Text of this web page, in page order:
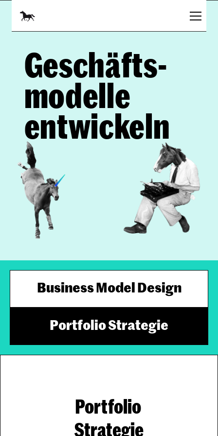
Geschäfts-
modelle
entwickeln
Business Model Design
Portfolio Strategie
Portfolio
Strategie